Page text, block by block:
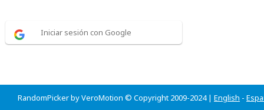
Iniciar sesión con Google
RandomPicker by VeroMotion © Copyright 2009-2024 | English -